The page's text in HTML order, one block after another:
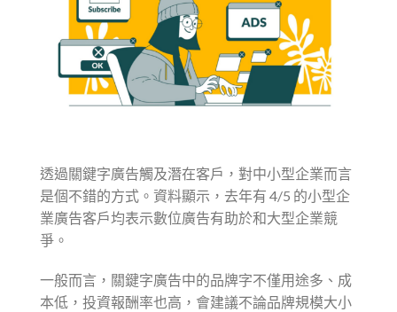
透過關鍵字廣告觸及潛在客戶，對中小型企業而言
是個不錯的方式。資料顯示，去年有 4/5 的小型企
業廣告客戶均表示數位廣告有助於和大型企業競
爭。
一般而言，關鍵字廣告中的品牌字不僅用途多、成
本低，投資報酬率也高，會建議不論品牌規模大小